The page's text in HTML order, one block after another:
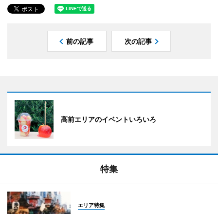
前の記事 次の記事
高前エリアのイベントいろいろ
特集
エリア特集